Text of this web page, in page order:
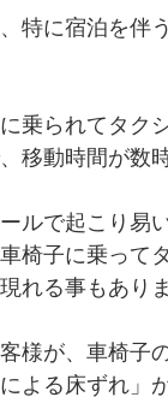
特に宿泊を伴
乗られてタク
移動時間が数
ルで起こり易い
椅子に乗って
れる事もありま
様が、車椅子
よる床ずれ」